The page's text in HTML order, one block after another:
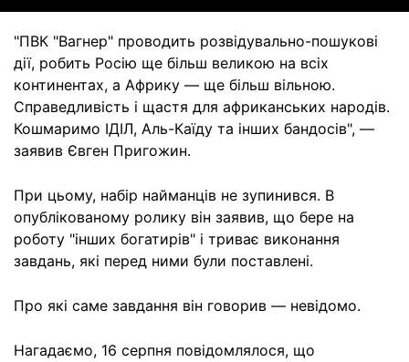
"ПВК "Вагнер" проводить розвідувально-пошукові
дії, робить Росію ще більш великою на всіх
континентах, а Африку — ще більш вільною.
Справедливість і щастя для африканських народів.
Кошмаримо ІДІЛ, Аль-Каїду та інших бандосів", —
заявив Євген Пригожин.
При цьому, набір найманців не зупинився. В
опублікованому ролику він заявив, що бере на
роботу "інших богатирів" і триває виконання
завдань, які перед ними були поставлені.
Про які саме завдання він говорив — невідомо.
Нагадаємо, 16 серпня повідомлялося, що